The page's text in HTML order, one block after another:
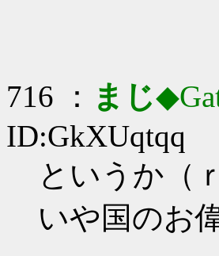
716 ： まじ
ID:GkXUqtqq
というか（
いや国のお